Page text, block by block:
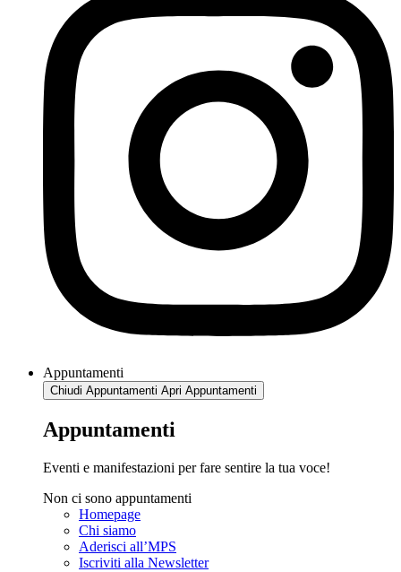
Appuntamenti
Chiudi Appuntamenti Apri Appuntamenti
Appuntamenti
Eventi e manifestazioni per fare sentire la tua voce!
Non ci sono appuntamenti
Homepage
Chi siamo
Aderisci all’MPS
Iscriviti alla Newsletter